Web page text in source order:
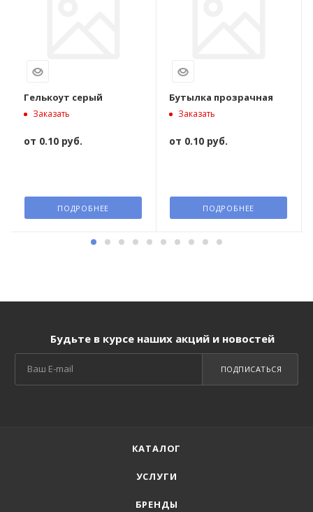
Гелькоут серый
Заказать
от 0.10 руб.
ПОДРОБНЕЕ
Бутылка прозрачная
Заказать
от 0.10 руб.
ПОДРОБНЕЕ
Будьте в курсе наших акций и новостей
ПОДПИСАТЬСЯ
КАТАЛОГ
УСЛУГИ
БРЕНДЫ